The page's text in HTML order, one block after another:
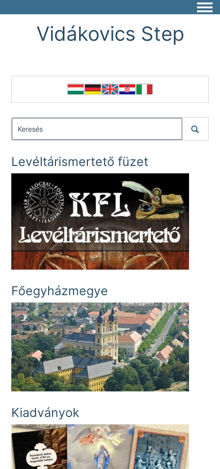
Vidákovics Step
Levéltárismertető füzet
Főegyházmegye
Kiadványok